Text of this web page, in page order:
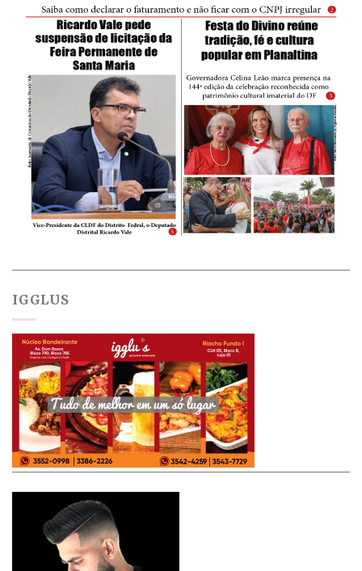
IGGLUS